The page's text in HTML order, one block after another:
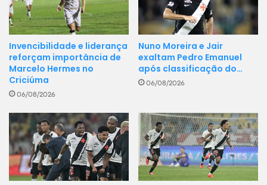
Invencibilidade e liderança
reforçam importância de
Marcelo Hermes no
Criciúma
06/08/2026
Nuno Moreira e Jair
exaltam Pedro Emanuel
após classificação do…
06/08/2026